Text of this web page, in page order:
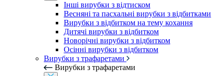
Інші вирубки з відтиском
Весняні та пасхальні вирубки з відбитками
Вирубки з відбитком на тему кохання
Дитячі вирубки з відбитком
Новорічні вирубки з відбитком
Осінні вирубки з відбитком
Вирубки з трафаретами
Вирубки з трафаретами